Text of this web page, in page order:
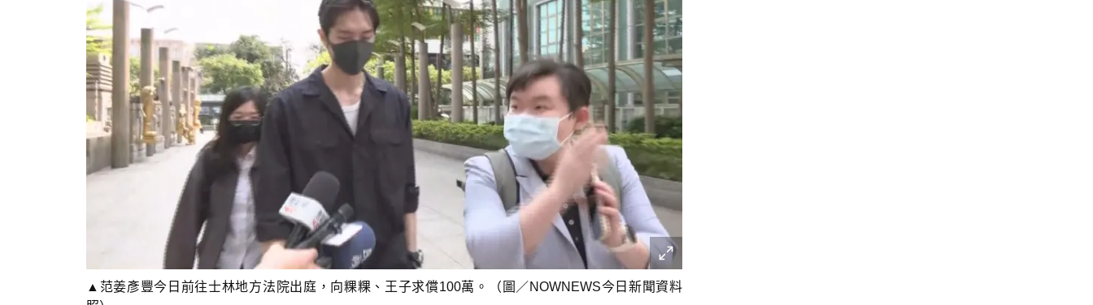
▲范姜彥豐今日前往士林地方法院出庭，向粿粿、王子求償100萬。（圖／NOWNEWS今日新聞資料